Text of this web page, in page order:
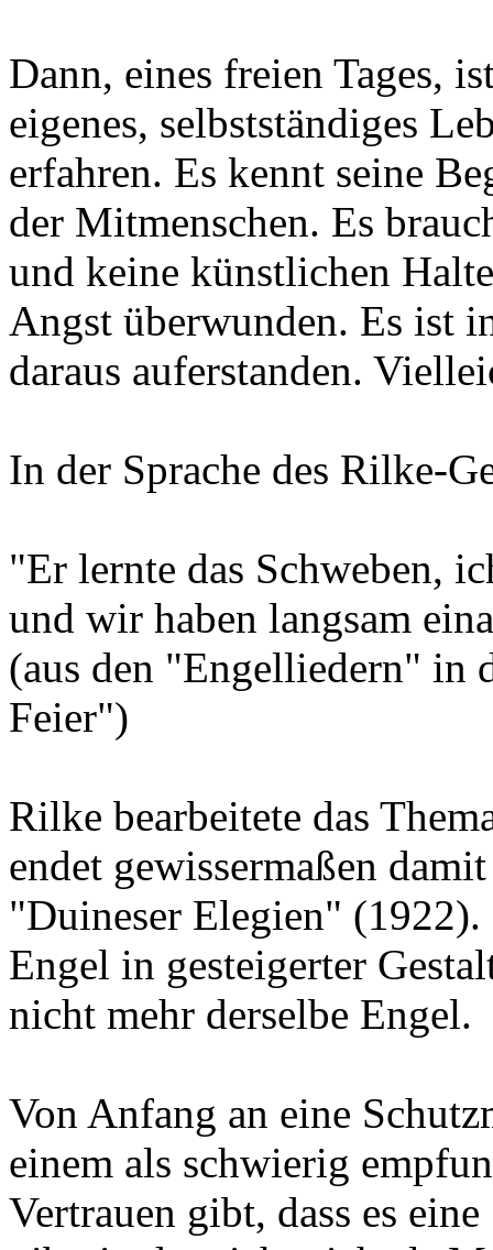
Dann, eines freien Tages,
eigenes, selbstständiges
erfahren. Es kennt seine
der Mitmenschen. Es
und keine künstlichen
Angst überwunden. Es ist
daraus auferstanden.
In der Sprache des Rilke-
"Er lernte das Schweben,
und wir haben langsam
(aus den "Engelliedern" in
Feier")
Rilke bearbeitete das
endet gewissermaßen
"Duineser Elegien"
Engel in gesteigerter
nicht mehr derselbe Engel.
Von Anfang an eine
einem als schwierig
Vertrauen gibt, dass es